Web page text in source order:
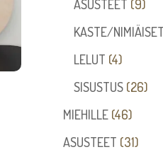
ASUSTEET 99
KASTE/NIMIÄISET
LELUT 44
tuotetta
SISUSTUS 2626
MIEHILLE 4646
tuotetta
ASUSTEET 3131